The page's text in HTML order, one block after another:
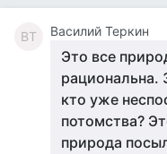
ВТ Василий Теркин
Это все
рациональна.
кто уже
потомства?
природа